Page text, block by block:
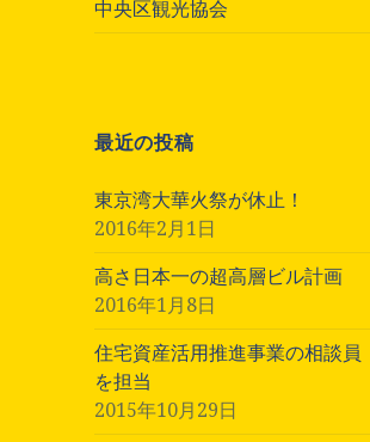
中央区観光協会
最近の投稿
東京湾大華火祭が休止！
2016年2月1日
高さ日本一の超高層ビル計画
2016年1月8日
住宅資産活用推進事業の相談員
を担当
2015年10月29日